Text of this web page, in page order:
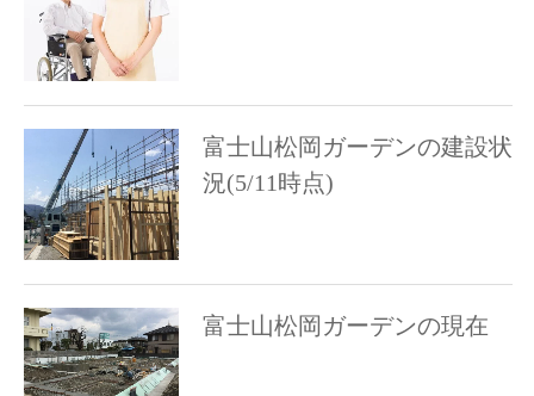
富士山松岡ガーデンの建設状
況(5/11時点)
富士山松岡ガーデンの現在